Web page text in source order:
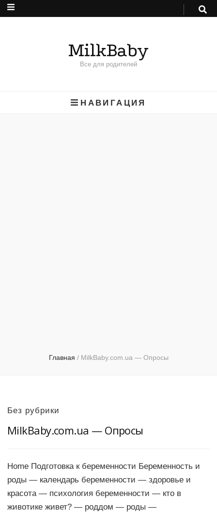
MilkBaby
Все для родителей
НАВИГАЦИЯ
Главная / MilkBaby.com.ua — Опросы
Без рубрики
MilkBaby.com.ua — Опросы
Home Подготовка к беременности Беременность и
роды — календарь беременности — здоровье и
красота — психология беременности — кто в
животике живет? — роддом — роды —